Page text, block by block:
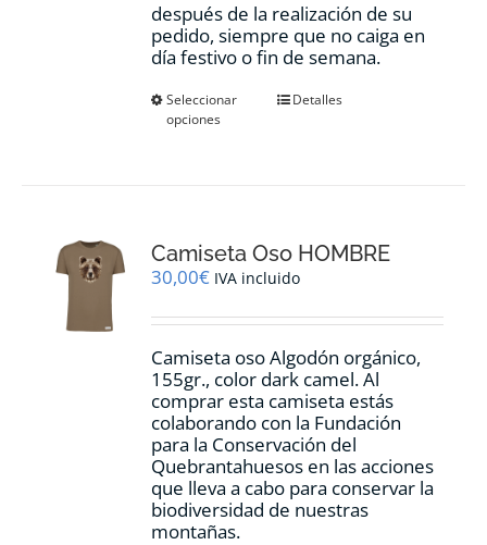
después de la realización de su
pedido, siempre que no caiga en
día festivo o fin de semana.
Seleccionar
opciones
Este
se
pueden
en
página
de
producto
Detalles
Camiseta Oso HOMBRE
30,00€ IVA incluido
Camiseta oso Algodón orgánico,
155gr., color dark camel. Al
comprar esta camiseta estás
colaborando con la Fundación
para la Conservación del
Quebrantahuesos en las acciones
que lleva a cabo para conservar la
biodiversidad de nuestras
montañas.